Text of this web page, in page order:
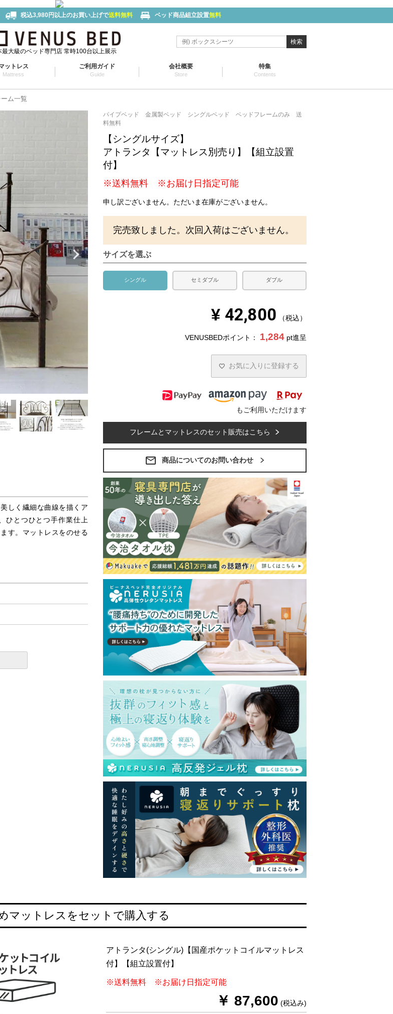
税込3,980円以上のお買い上げで送料無料 ベッド商品組立設置無料
最大級のベッド専門店 常時100台以上展示
検索
ットレス
Mattress
ご利用ガイド
Guide
会社概要
Store
特集
Contents
ム一覧
しく繊細な曲線を描くア
ひとつひとつ手作業仕上
す。マットレスをのせる
パイプベッド 金属製ベッド シングルベッド ベッドフレームのみ 送
料無料
【シングルサイズ】
アトランタ【マットレス別売り】【組立設置
付】
※送料無料 ※お届け日指定可能
申し訳ございません。ただいま在庫がございません。
完売致しました。次回入荷はございません。
サイズを選ぶ
シングル セミダブル ダブル
¥ 42,800 税込
VENUSBEDポイント： 1,284 pt進呈
お気に入りに登録する
もご利用いただけます
フレームとマットレスのセット販売はこちら
商品についてのお問い合わせ
マットレスをセットで購入する
アトランタ(シングル)【国産ポケットコイルマットレス
付】【組立設置付】
※送料無料 ※お届け日指定可能
￥ 87,600 (税込み)